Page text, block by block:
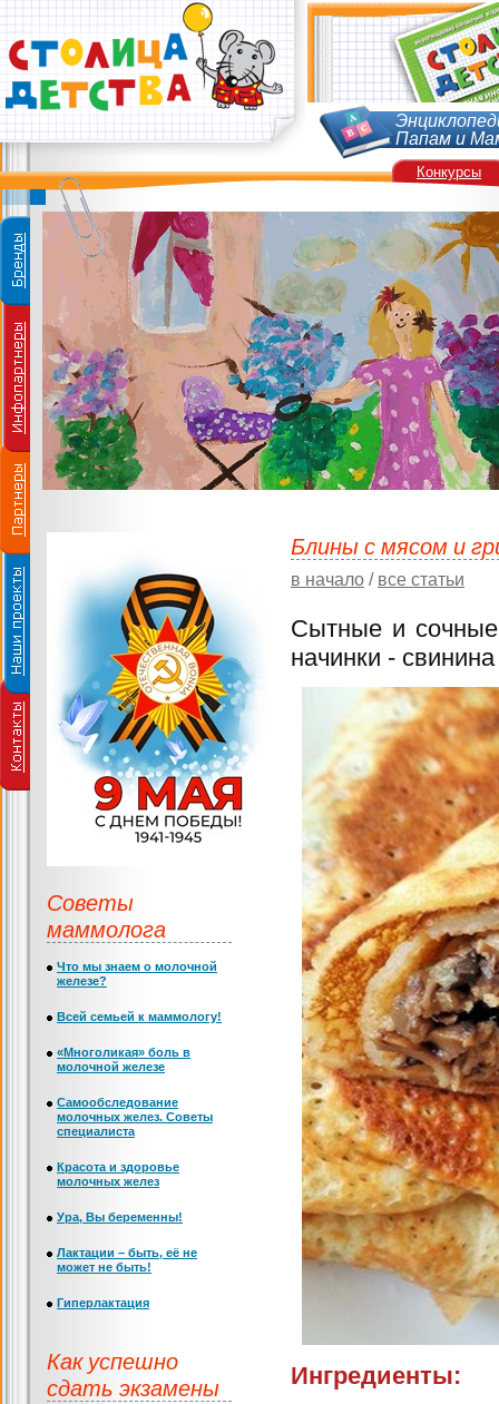
Папам и
Блины с мясом и
в начало / все статьи
Сытные и
начинки -
Ингредиенты:
Советы
маммолога
Что мы знаем о молочной
железе?
Всей семьей к маммологу!
«Многоликая» боль в
молочной железе
Самообследование
молочных желез. Советы
специалиста
Красота и здоровье
молочных желез
Ура, Вы беременны!
Лактации – быть, её не
может не быть!
Гиперлактация
Как успешно
сдать экзамены
Конкурсы